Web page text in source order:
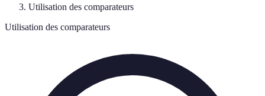
Utilisation des comparateurs
Utilisation des comparateurs